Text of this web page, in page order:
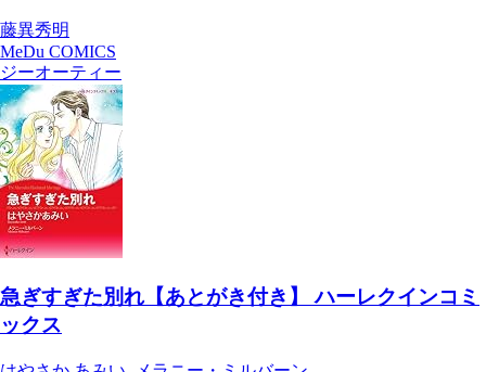
藤異秀明
MeDu COMICS
ジーオーティー
急ぎすぎた別れ【あとがき付き】 ハーレクインコミ
ックス